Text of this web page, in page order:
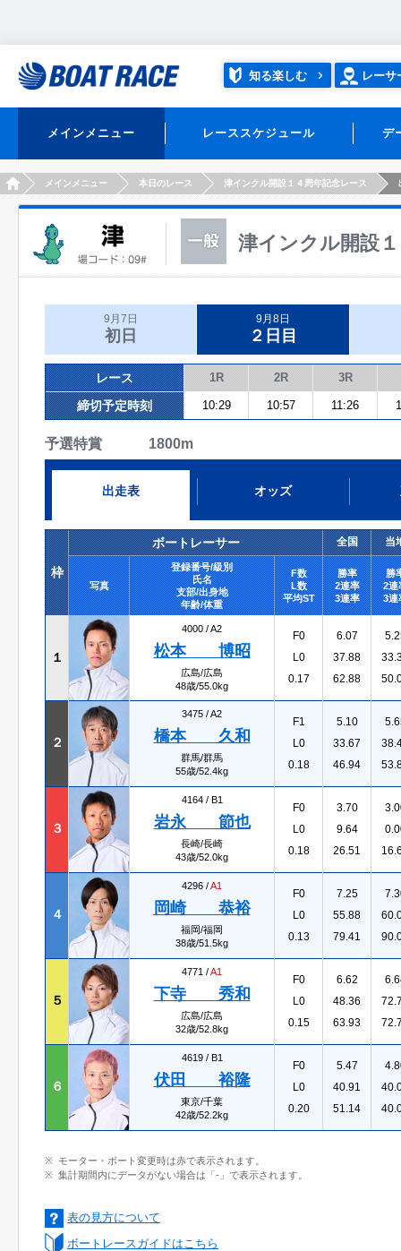
知る楽しむ レーサ
メインメニュー レーススケジュール デ
HOMEメインメニュー 本日のレース 津インクル開設１４周年記念レース
津インクル開設
9月7日
初日
9月8日
２日目
レース 1R 2R 3R
締切予定時刻 10:29 10:57 11:26
予選特賞 1800m
出走表 オッズ
枠
ボートレーサー 全国 当
写真
登録番号/級別
氏名
支部/出身地
年齢/体重
F数
L数
平均ST
勝率
2連率
3連率
勝
2連
3連
１
4000 /A2
松本 博昭
広島/広島
48歳/55.0kg
F0
L0
0.17
6.07
37.88
62.88
２
3475 /A2
橋本 久和
群馬/群馬
55歳/52.4kg
F1
L0
0.18
5.10
33.67
46.94
３
4164 / B1
岩永 節也
長崎/長崎
43歳/52.0kg
F0
L0
0.18
3.70
9.64
26.51
４
4296 /A1
岡崎 恭裕
福岡/福岡
38歳/51.5kg
F0
L0
0.13
7.25
55.88
79.41
５
4771 /A1
下寺 秀和
広島/広島
32歳/52.8kg
F0
L0
0.15
6.62
48.36
63.93
６
4619 / B1
伏田 裕隆
東京/千葉
42歳/52.2kg
F0
L0
0.20
5.47
40.91
51.14
モーター・ボート変更時は赤で表示されます。
集計期間内にデータがない場合は「-」で表示されます。
表の見方について
ボートレースガイドはこちら